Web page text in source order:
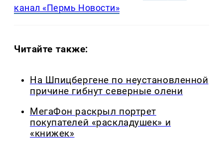
канал «Пермь Новости»
Читайте также:
На Шпицбергене по неустановленной
причине гибнут северные олени
МегаФон раскрыл портрет
покупателей «раскладушек» и
«книжек»